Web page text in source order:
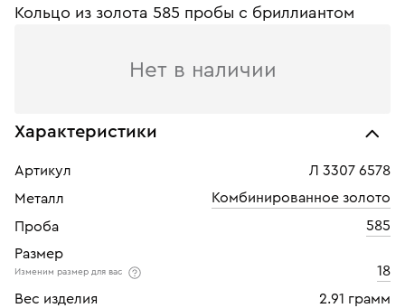
Кольцо из золота 585 пробы c бриллиантом
Нет в наличии
Характеристики
Артикул
Л 3307 6578
Металл
Комбинированное золото
Проба
585
Размер
Изменим размер для вас
18
Вес изделия
2.91 грамм